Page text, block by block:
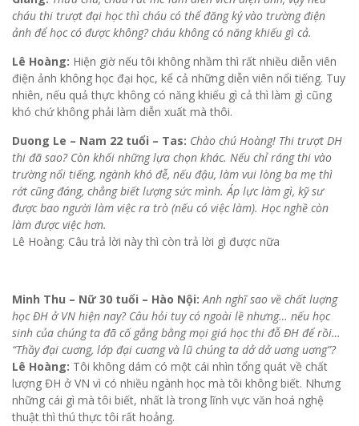
cháu thi trượt đại học thì cháu có thể đăng ký vào trường điện
ảnh để học có được không? cháu không có năng khiếu gì cả.
Lê Hoàng: Hiện giờ nếu tôi không nhầm thì rất nhiều diễn viên
điện ảnh không học đại học, kể cả những diễn viên nổi tiếng. Tuy
nhiên, nếu quả thực không có năng khiếu gì cả thì làm gì cũng
khó chứ không phải làm diễn xuất mà thôi.
Duong Le – Nam 22 tuổi – Tas: Chào chú Hoàng! Thi trượt DH
thi đã sao? Còn khối những lựa chọn khác. Nếu chỉ ráng thi vào
trường nổi tiếng, ngành khó đễ, nếu đậu, làm vui lòng ba mẹ thì
rớt cũng đáng, chẳng biết lượng sức mình. Áp lực làm gì, kỹ sư
được bao người làm việc ra trò (nếu có việc làm). Học nghề còn
làm được việc hơn.
Lê Hoàng: Câu trả lời này thì còn trả lời gì được nữa
Minh Thu – Nữ 30 tuổi – Hào Nội: Anh nghĩ sao về chất luợng
học ĐH ở VN hiện nay? Câu hỏi tuy có ngoài lề nhưng… nếu học
sinh của chúng ta đã cố gắng bằng mọi giá học thi đỗ ĐH để rồi…
“Thầy đại cuơng, lớp đại cuơng và lũ chúng ta dở dở uơng uơng”?
Lê Hoàng: Tôi không dám có một cái nhìn tổng quát về chất
lượng ĐH ở VN vì có nhiều ngành học mà tôi không biết. Nhưng
những cái gì mà tôi biết, nhất là trong lĩnh vực văn hoá nghệ
thuật thì thú thực tôi rất hoảng.